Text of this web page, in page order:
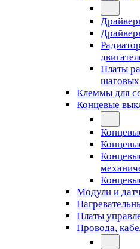
Платы
шаговых
Клеммы для
Концевые
Модули и
Платы
Провода,